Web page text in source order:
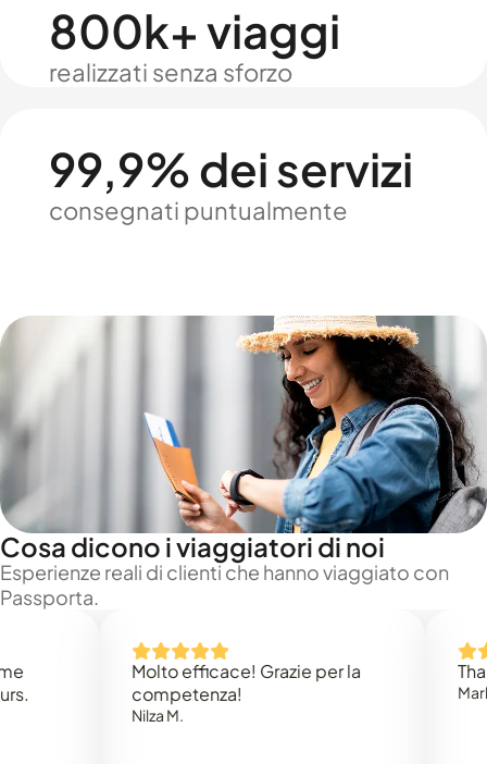
800k+ viaggi
realizzati senza sforzo
99,9% dei servizi
consegnati puntualmente
Cosa dicono i viaggiatori di noi
Esperienze reali di clienti che hanno viaggiato con
Passporta.
Molto efficace! Grazie per la
competenza!
Nilza M.
Thank
Mark N.